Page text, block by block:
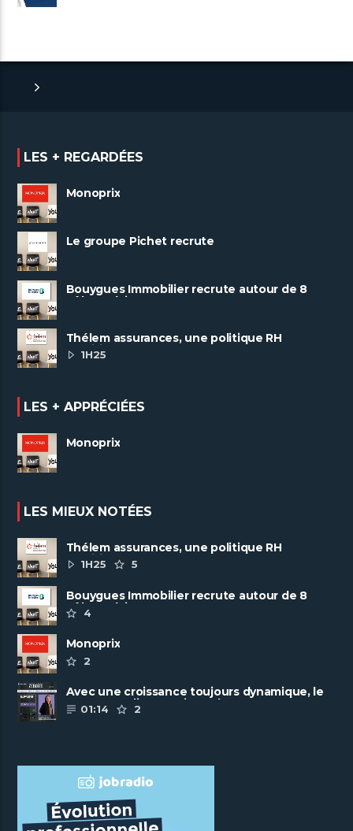
LES + REGARDÉES
Monoprix
Le groupe Pichet recrute
Bouygues Immobilier recrute autour de 8
pôles métiers
Thélem assurances, une politique RH
ambitieuse
1H25
LES + APPRÉCIÉES
Monoprix
LES MIEUX NOTÉES
Thélem assurances, une politique RH
ambitieuse
1H25 5
Bouygues Immobilier recrute autour de 8
pôles métiers
4
Monoprix
2
Avec une croissance toujours dynamique, le
groupe Scalian continue de ......
01:14 2